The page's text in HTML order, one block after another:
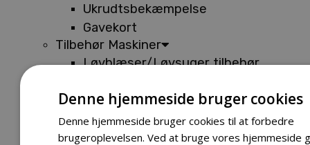
Ukrudtsbekæmpelse
Gavekort
Tilbehør Maskiner
Løvblæser/Løvsuger tilbehør
Tilbehør Buskryddere og Trimmere
Tilbehør Entreprenørudstyr
Tilbehør Havetraktor
Denne hjemmeside bruger cookies
Denne hjemmeside bruger cookies til at forbedre
brugeroplevelsen. Ved at bruge vores hjemmeside